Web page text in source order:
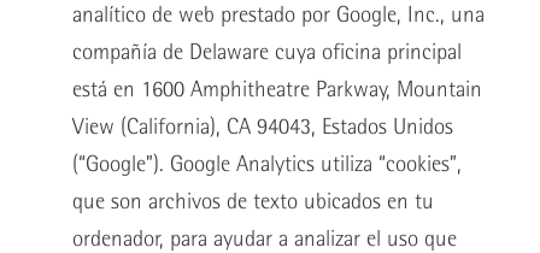
analítico de web prestado por Google, Inc., una
compañía de Delaware cuya oficina principal
está en 1600 Amphitheatre Parkway, Mountain
View (California), CA 94043, Estados Unidos
(“Google”). Google Analytics utiliza “cookies”,
que son archivos de texto ubicados en tu
ordenador, para ayudar a analizar el uso que